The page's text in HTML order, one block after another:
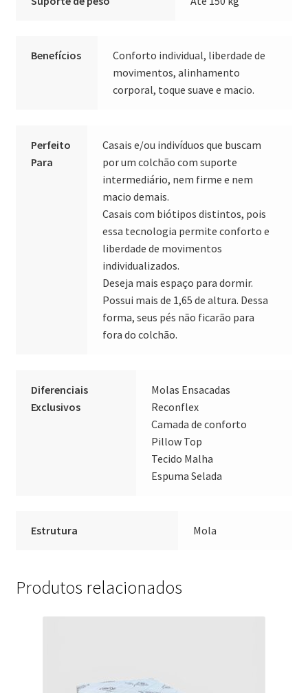
Benefícios
Conforto individual, liberdade de
movimentos, alinhamento
corporal, toque suave e macio.
Perfeito
Para
Casais e/ou indivíduos que buscam
por um colchão com suporte
intermediário, nem firme e nem
macio demais.
Casais com biótipos distintos, pois
essa tecnologia permite conforto e
liberdade de movimentos
individualizados.
Deseja mais espaço para dormir.
Possui mais de 1,65 de altura. Dessa
forma, seus pés não ficarão para
fora do colchão.
Diferenciais
Exclusivos
Molas Ensacadas
Reconflex
Camada de conforto
Pillow Top
Tecido Malha
Espuma Selada
Estrutura Mola
Produtos relacionados